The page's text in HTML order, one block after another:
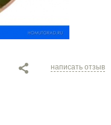
написать отзыв